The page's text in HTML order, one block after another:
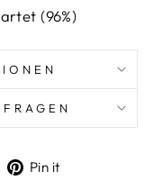
(96%)
TweetPin it